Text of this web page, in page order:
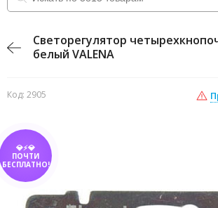
Светорегулятор
белый VALENA
Код: 2905
💎⚡💎
ПОЧТИ
БЕСПЛАТНО!